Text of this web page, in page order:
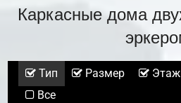
Каркасные дома
Тип Размер
Все